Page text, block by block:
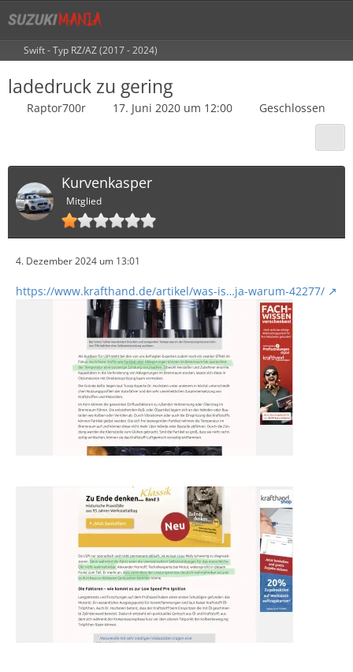
Swift - Typ RZ/AZ (2017 - 2024)
ladedruck zu gering
Raptor700r 17. Juni 2020 um 12:00 Geschlossen
Kurvenkasper
Mitglied
4. Dezember 2024 um 13:01
https://www.krafthand.de/artikel/was-is…ja-warum-42277/